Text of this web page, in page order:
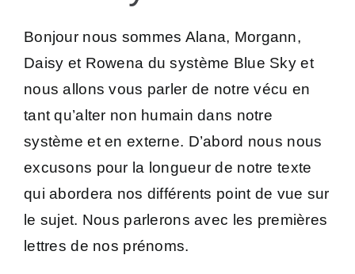
Bonjour nous sommes Alana, Morgann,
Daisy et Rowena du système Blue Sky et
nous allons vous parler de notre vécu en
tant qu’alter non humain dans notre
système et en externe. D’abord nous nous
excusons pour la longueur de notre texte
qui abordera nos différents point de vue sur
le sujet. Nous parlerons avec les premières
lettres de nos prénoms.